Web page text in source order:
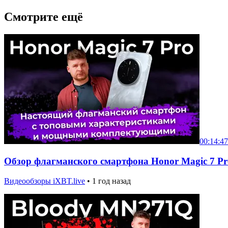
Смотрите ещё
00:14:47
Обзор флагманского смартфона Honor Magic 7
Видеообзоры iXBT.live • 1 год назад